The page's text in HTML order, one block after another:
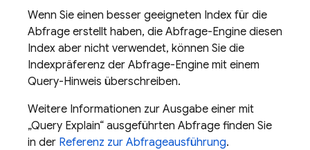
Wenn Sie einen besser geeigneten Index für die
Abfrage erstellt haben, die Abfrage-Engine diesen
Index aber nicht verwendet, können Sie die
Indexpräferenz der Abfrage-Engine mit einem
Query-Hinweis überschreiben.
Weitere Informationen zur Ausgabe einer mit
„Query Explain“ ausgeführten Abfrage finden Sie
in der Referenz zur Abfrageausführung.